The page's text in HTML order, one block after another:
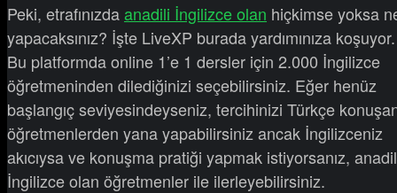
Peki, etrafınızdaanadili İngilizce olan hiçkimse yoksa
yapacaksınız? İşte LiveXP burada yardımınıza koşuyor.
Bu platformda online 1’e 1 dersler için 2.000 İngilizce
öğretmeninden dilediğinizi seçebilirsiniz. Eğer henüz
başlangıç seviyesindeyseniz, tercihinizi Türkçe
öğretmenlerden yana yapabilirsiniz ancak İngilizceniz
akıcıysa ve konuşma pratiği yapmak istiyorsanız,
İngilizce olan öğretmenler ile ilerleyebilirsiniz.